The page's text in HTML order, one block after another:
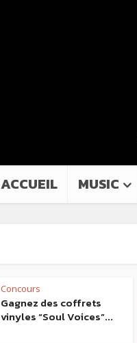
ACCUEIL MUSIC
Concours
Gagnez des coffrets
vinyles “Soul Voices”...